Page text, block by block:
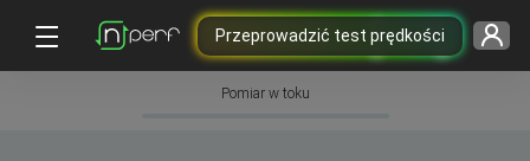
Przeprowadzić test prędkości
Pomiar w toku